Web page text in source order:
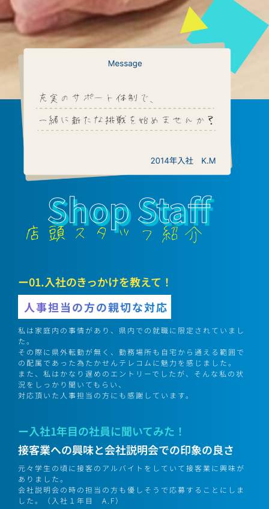
Shop Staff
ー01.入社のきっかけを教えて！
人事担当の方の親切な対応
私は家庭内の事情があり、県内での就職に限定されていまし
た。
その際に県外転勤が無く、勤務場所も自宅から通える範囲で
の配属であった為たかせんテレコムに魅力を感じました。
また、私はかなり遅めのエントリーでしたが、そんな私の状
況をしっかり聞いてもらい、
対応頂いた人事担当の方にも感謝しています。
ー入社1年目の社員に聞いてみた！
接客業への興味と会社説明会での印象の良さ
元々学生の頃に接客のアルバイトをしていて接客業に興味が
ありました。
会社説明会の時の担当の方も優しそうで応募することにしま
した。（入社１年目 A.F）